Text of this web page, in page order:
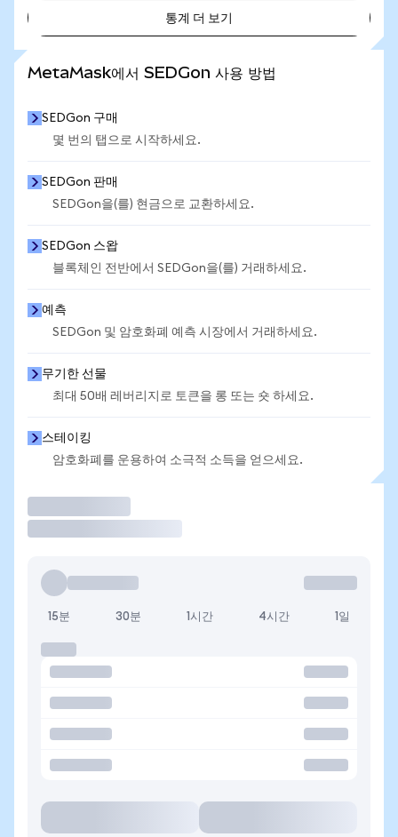
통계 더 보기
MetaMask에서 SEDGon 사용 방법
SEDGon 구매
몇 번의 탭으로 시작하세요.
SEDGon 판매
SEDGon을(를) 현금으로 교환하세요.
SEDGon 스왑
블록체인 전반에서 SEDGon을(를) 거래하세요.
예측
SEDGon 및 암호화폐 예측 시장에서 거래하세요.
무기한 선물
최대 50배 레버리지로 토큰을 롱 또는 숏 하세요.
스테이킹
암호화폐를 운용하여 소극적 소득을 얻으세요.
15분 30분 1시간 4시간 1일